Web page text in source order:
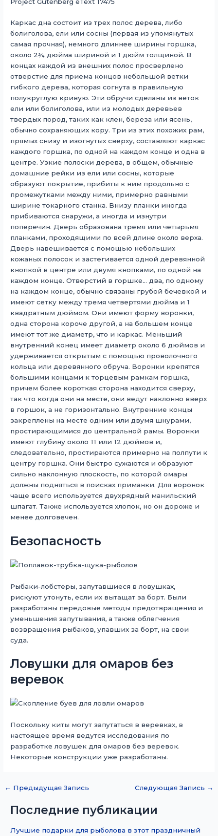
Каркас дна состоит из трех полос дерева, либо
болиголова, ели или сосны (первая из упомянутых
самая прочная), немного длиннее ширины горшка,
около 2¾ дюйма шириной и 1 дюйм толщиной. В
концах каждой из внешних полос просверлено
отверстие для приема концов небольшой ветки
гибкого дерева, которая согнута в правильную
полукруглую кривую. Эти обручи сделаны из веток
ели или болиголова, или из молодых деревьев
твердых пород, таких как клен, береза ​​или ясень,
обычно сохраняющих кору. Три из этих похожих рам,
прямых снизу и изогнутых сверху, составляют каркас
каждого горшка, по одной на каждом конце и одна в
центре. Узкие полоски дерева, в общем, обычные
домашние рейки из ели или сосны, которые
образуют покрытие, прибиты к ним продольно с
промежутками между ними, примерно равными
ширине токарного станка. Внизу планки иногда
прибиваются снаружи, а иногда и изнутри
поперечин. Дверь образована тремя или четырьмя
планками, проходящими по всей длине около верха.
Дверь навешивается с помощью небольших
кожаных полосок и застегивается одной деревянной
кнопкой в ​​центре или двумя кнопками, по одной на
каждом конце. Отверстий в горшке… два, по одному
на каждом конце, обычно связаны грубой бечевкой и
имеют сетку между тремя четвертями дюйма и 1
квадратным дюймом. Они имеют форму воронки,
одна сторона короче другой, а на большем конце
имеют тот же диаметр, что и каркас. Меньший
внутренний конец имеет диаметр около 6 дюймов и
удерживается открытым с помощью проволочного
кольца или деревянного обруча. Воронки крепятся
большими концами к торцевым рамкам горшка,
причем более короткая сторона находится сверху,
так что когда они на месте, они ведут наклонно вверх
в горшок, а не горизонтально. Внутренние концы
закреплены на месте одним или двумя шнурами,
простирающимися до центральной рамы. Воронки
имеют глубину около 11 или 12 дюймов и,
следовательно, простираются примерно на полпути к
центру горшка. Они быстро сужаются и образуют
сильно наклонную плоскость, по которой омары
должны подняться в поисках приманки. Для воронок
чаще всего используется двухрядный манильский
шпагат. Также используется хлопок, но он дороже и
менее долговечен.
Безопасность
Рыбаки-лобстеры, запутавшиеся в ловушках,
рискуют утонуть, если их вытащат за борт. Были
разработаны передовые методы предотвращения и
уменьшения запутывания, а также облегчения
возвращения рыбаков, упавших за борт, на свои
суда.
Ловушки для омаров без
веревок
Поскольку киты могут запутаться в веревках, в
настоящее время ведутся исследования по
разработке ловушек для омаров без веревок.
Некоторые конструкции уже разработаны.
← Предыдущая Запись Следующая Запись →
Последние публикации
Лучшие подарки для рыболова в этот праздничный